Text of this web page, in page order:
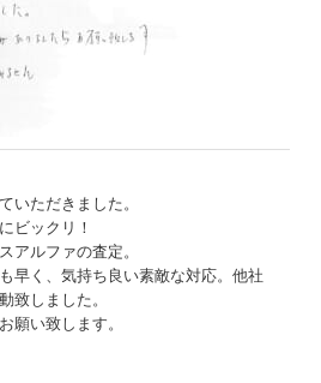
いただきました。
ビックリ！
アルファの査定。
早く、気持ち良い素敵な対応。他社
致しました。
願い致します。